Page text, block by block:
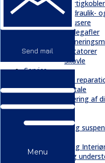
Send mail
Menu
Hydraulik-
Knusere
Pallegafler
Rotatorer
Skovle
Service
Service &
Serviceaftale
Elektrificering af
Reservedele
Bånd
Chassis og
Kabiner og
Kæder og